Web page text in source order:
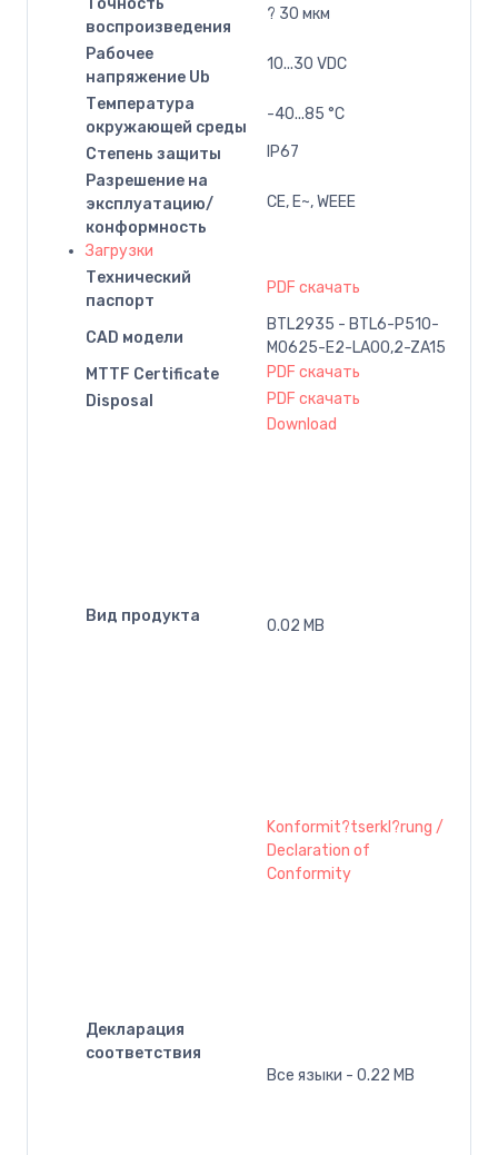
воспроизведения
? 30 мкм
Рабочее
напряжение Ub
10...30 VDC
Температура
окружающей среды
-40...85 °C
Степень защиты
IP67
Разрешение на
эксплуатацию/
конформность
CE, E~, WEEE
Загрузки
Технический
паспорт
PDF скачать
CAD модели
BTL2935 - BTL6-P510-
M0625-E2-LA00,2-ZA15
MTTF Certificate
PDF скачать
Disposal
PDF скачать
Вид продукта
Download
0.02 MB
Декларация
соответствия
Konformit?tserkl?rung /
Declaration of
Conformity
Все языки - 0.22 MB